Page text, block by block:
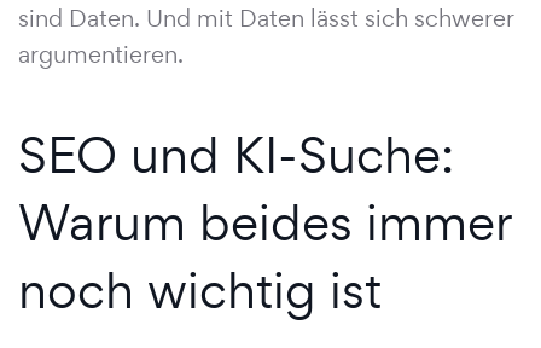
sind Daten. Und mit Daten lässt sich schwerer
argumentieren.
SEO und KI-Suche:
Warum beides immer
noch wichtig ist